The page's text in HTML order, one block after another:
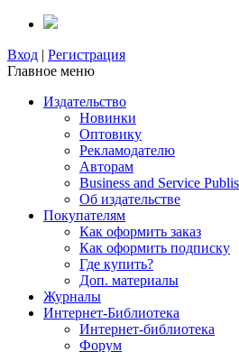
Вход | Регистрация
Главное меню
Издательство
Новинки
Оптовику
Рекламодателю
Авторам
Business and Service
Об издательстве
Покупателям
Как оформить заказ
Как оформить подписку
Где купить?
Доп. материалы
Журналы
Интернет-Библиотека
Интернет-библиотека
Форум